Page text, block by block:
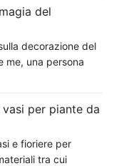
del
decorazione del
me, una persona
per piante da
e fioriere per
tra cui